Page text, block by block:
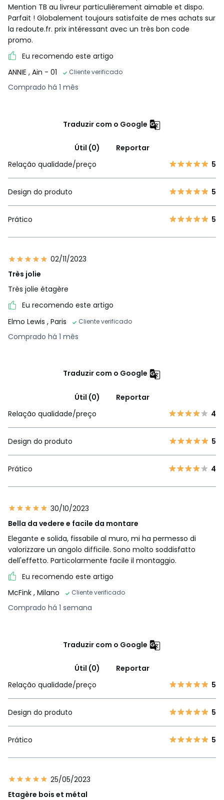
Mention TB au livreur particulièrement aimable et dispo.
Parfait ! Globalement toujours satisfaite de mes achats sur
la redoute.fr. prix intéressant avec un très bon code
promo.
Eu recomendo este artigo
ANNIE , Ain - 01 Cliente verificado
Comprado há 1 mês
Traduzir com o Google
Útil (0)
Reportar
Relação qualidade/preço
5
Design do produto 5
Prático 5
02/11/2023
Très jolie
Très jolie étagère
Eu recomendo este artigo
Elmo Lewis , Paris Cliente verificado
Comprado há 1 mês
Traduzir com o Google
Útil (0)
Reportar
Relação qualidade/preço
4
Design do produto 5
Prático 4
30/10/2023
Bella da vedere e facile da montare
Elegante e solida, fissabile al muro, mi ha permesso di
valorizzare un angolo difficile. Sono molto soddisfatto
dell'effetto. Particolarmente facile il montaggio.
Eu recomendo este artigo
McFink , Milano Cliente verificado
Comprado há 1 semana
Traduzir com o Google
Útil (0)
Reportar
Relação qualidade/preço
5
Design do produto 5
Prático 5
25/05/2023
Etagère bois et métal